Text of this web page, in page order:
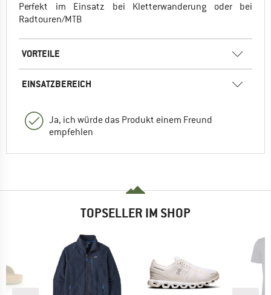
Perfekt im Einsatz bei Kletterwanderung oder bei
Radtouren/MTB
VORTEILE
EINSATZBEREICH
Ja, ich würde das Produkt einem Freund
empfehlen
TOPSELLER IM SHOP